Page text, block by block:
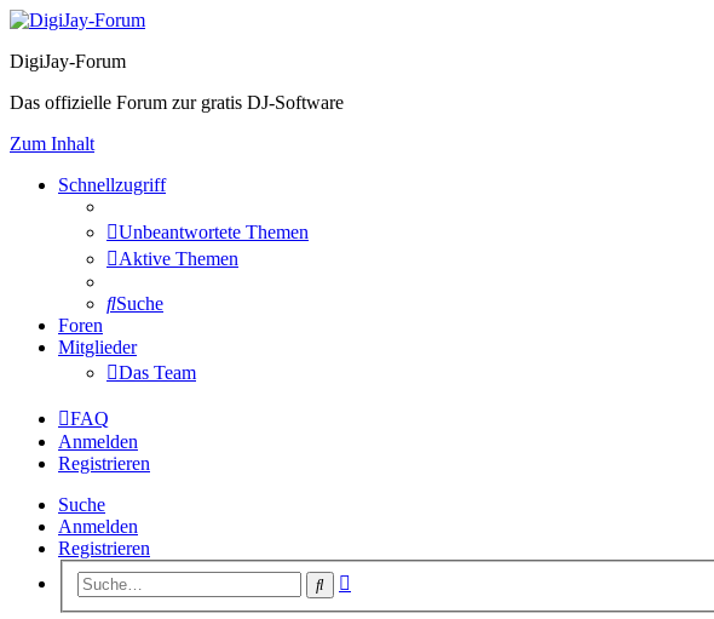
DigiJay-Forum
Das offizielle Forum zur gratis DJ-Software
Zum Inhalt
Schnellzugriff
Unbeantwortete Themen
Aktive Themen
Suche
Foren
Mitglieder
Das Team
FAQ
Anmelden
Registrieren
Suche
Anmelden
Registrieren
Suche